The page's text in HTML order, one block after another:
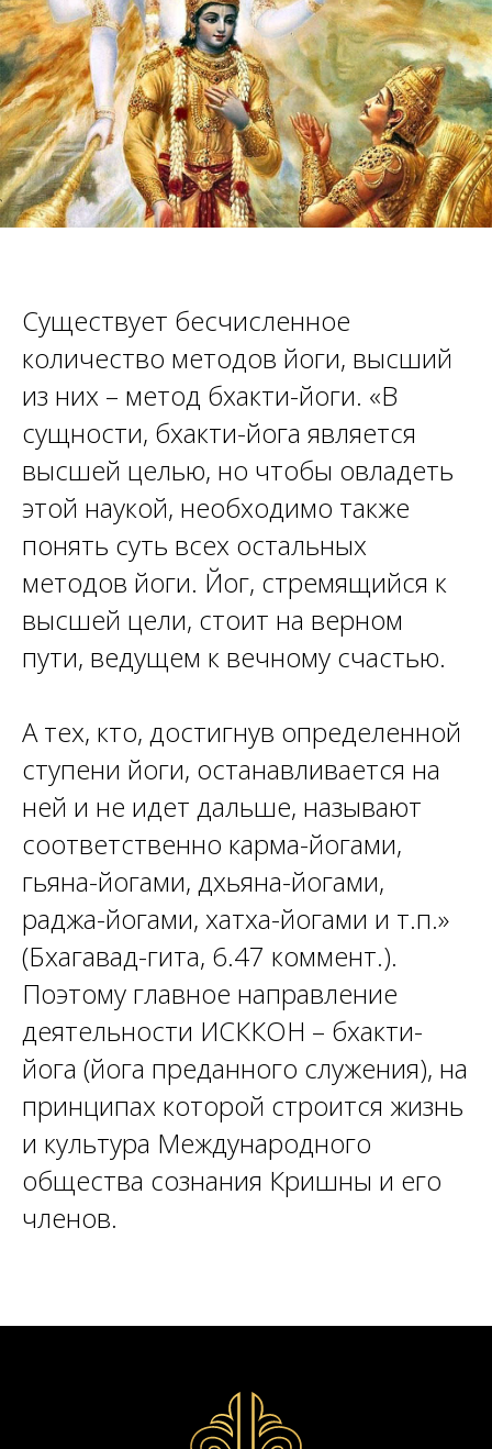
Существует бесчисленное
количество методов йоги, высший
из них – метод бхакти-йоги. «В
сущности, бхакти-йога является
высшей целью, но чтобы овладеть
этой наукой, необходимо также
понять суть всех остальных
методов йоги. Йог, стремящийся к
высшей цели, стоит на верном
пути, ведущем к вечному счастью.
A тех, кто, достигнув определенной
ступени йоги, останавливается на
ней и не идет дальше, называют
соответственно карма-йогами,
гьяна-йогами, дхьяна-йогами,
раджа-йогами, хатха-йогами и т.п.»
(Бхагавад-гита, 6.47 коммент.).
Поэтому главное направление
деятельности ИСККОН – бхакти-
йога (йога преданного служения), на
принципах которой строится жизнь
и культура Международного
общества сознания Кришны и его
членов.